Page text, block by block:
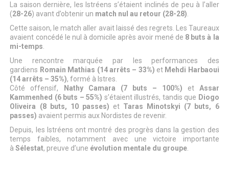
La saison dernière, les Istréens s’étaient inclinés de peu à l’aller
(28-26) avant d’obtenir un match nul au retour (28-28).
Cette saison, le match aller avait laissé des regrets. Les Taureaux
avaient concédé le nul à domicile après avoir mené de 8 buts à la
mi-temps.
Une rencontre marquée par les performances des
gardiens Romain Mathias (14 arrêts – 33%) et Mehdi Harbaoui
(14 arrêts – 35%), formé à Istres.
Côté offensif,
Nathy Camara (7 buts – 100%) et Assar
Kammenhed (6 buts – 55%) s’étaient illustrés, tandis que Diogo
Oliveira (8 buts, 10 passes) et Taras Minotskyi (7 buts, 6
passes) avaient permis aux Nordistes de revenir.
Depuis, les Istréens ont montré des progrès dans la gestion des
temps faibles, notamment avec une victoire importante
àSélestat, preuve d’une évolution mentale du groupe.